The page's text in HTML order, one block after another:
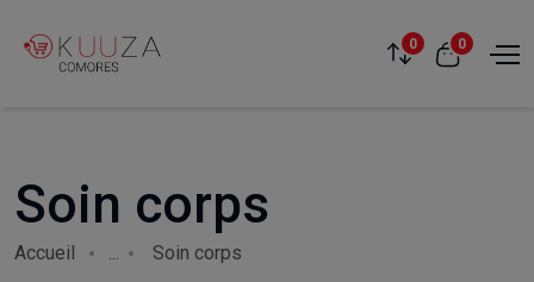
0 0
Soin corps
Accueil ... Soin corps